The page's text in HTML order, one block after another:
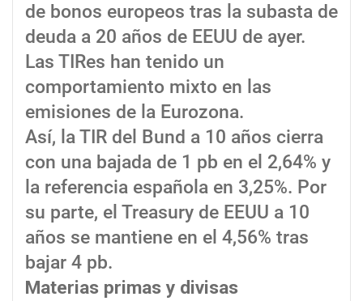
de bonos europeos tras la subasta de
deuda a 20 años de EEUU de ayer.
Las TIRes han tenido un
comportamiento mixto en las
emisiones de la Eurozona.
Así, la TIR del Bund a 10 años cierra
con una bajada de 1 pb en el 2,64% y
la referencia española en 3,25%. Por
su parte, el Treasury de EEUU a 10
años se mantiene en el 4,56% tras
bajar 4 pb.
Materias primas y divisas